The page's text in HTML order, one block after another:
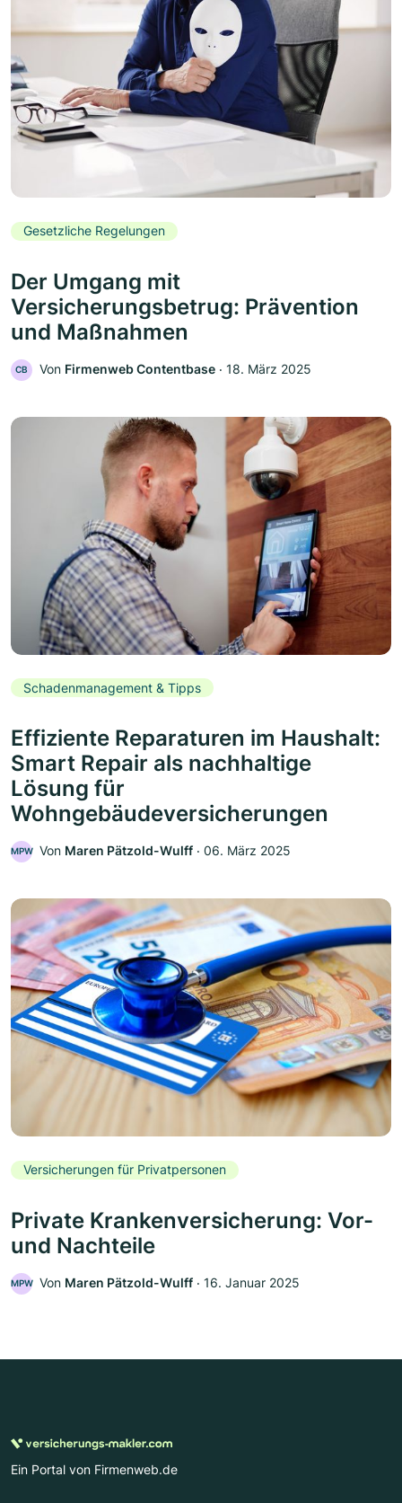
Gesetzliche Regelungen
Der Umgang mit
Versicherungsbetrug: Prävention
und Maßnahmen
CB Von Firmenweb Contentbase ‧ 18. März 2025
Schadenmanagement & Tipps
Effiziente Reparaturen im Haushalt:
Smart Repair als nachhaltige
Lösung für
Wohngebäudeversicherungen
MPW Von Maren Pätzold-Wulff ‧ 06. März 2025
Versicherungen für Privatpersonen
Private Krankenversicherung: Vor-
und Nachteile
MPW Von Maren Pätzold-Wulff ‧ 16. Januar 2025
Ein Portal von Firmenweb.de